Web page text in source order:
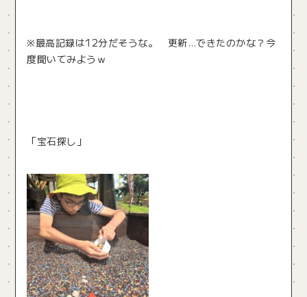
※最高記録は12分だそうな。 更新…できたのかな？今
度聞いてみようｗ
「宝石探し」